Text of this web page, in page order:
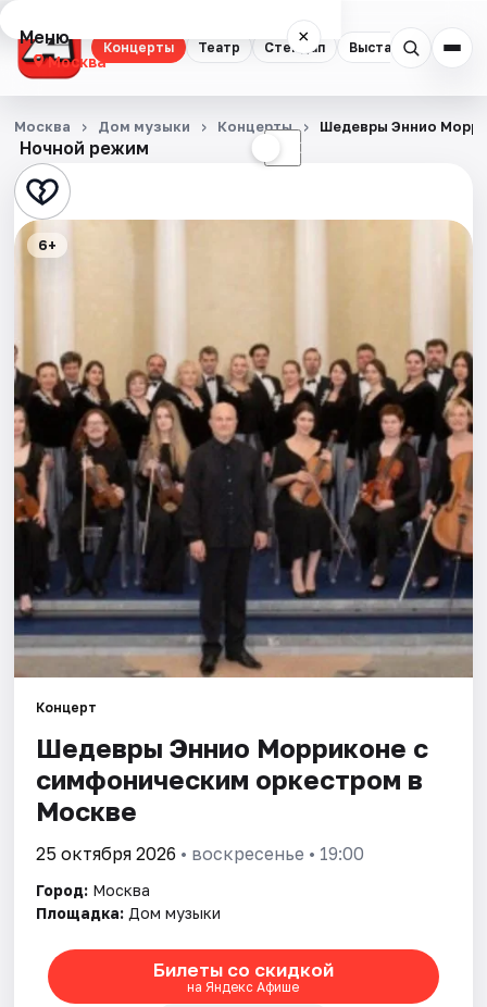
Концерты Театр Стендап Выставки
Меню ×
Москва
Концерты
Театр
Стендап
Экскурсии
Спорт
События
Города
Площадки
Артисты
Ночной режим ☾
Москва Дом музыки Концерты Шедевры Эннио
6+
Концерт
Шедевры Эннио Морриконе с
симфоническим оркестром в
Москве
25 октября 2026 • воскресенье • 19:00
Город: Москва
Площадка: Дом музыки
Билеты со скидкой
на Яндекс Афише